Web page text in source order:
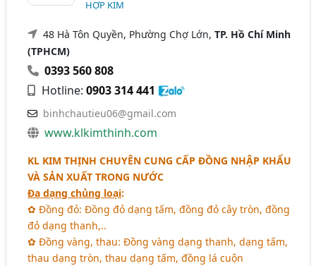
HỢP KIM
48 Hà Tôn Quyền, Phường Chợ Lớn,TP. Hồ Chí Minh
(TPHCM)
0393 560 808
Hotline:0903 314 441
binhchautieu06@gmail.com
www.klkimthinh.com
KL KIM THỊNH CHUYÊN CUNG CẤP ĐỒNG NHẬP KHẨU
VÀ SẢN XUẤT TRONG NƯỚC
Đa dạng chủng loại:
✿ Đồng đỏ: Đồng đỏ dạng tấm, đồng đỏ cây tròn, đồng
đỏ dạng thanh,..
✿ Đồng vàng, thau: Đồng vàng dạng thanh, dạng tấm,
thau dạng tròn, thau dạng tấm, đồng lá cuộn